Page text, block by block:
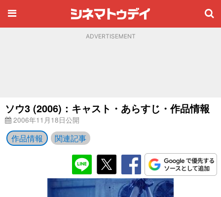
ADVERTISEMENT
ソウ3 (2006)：キャスト・あらすじ・作品情報
2006年11月18日公開
作品情報 関連記事